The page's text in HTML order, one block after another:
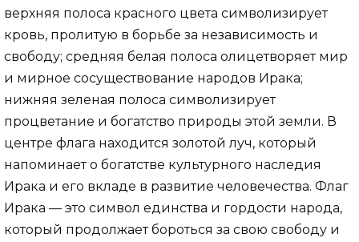
верхняя полоса красного цвета символизирует
кровь, пролитую в борьбе за независимость и
свободу; средняя белая полоса олицетворяет мир
и мирное сосуществование народов Ирака;
нижняя зеленая полоса символизирует
процветание и богатство природы этой земли. В
центре флага находится золотой луч, который
напоминает о богатстве культурного наследия
Ирака и его вкладе в развитие человечества. Флаг
Ирака — это символ единства и гордости народа,
который продолжает бороться за свою свободу и